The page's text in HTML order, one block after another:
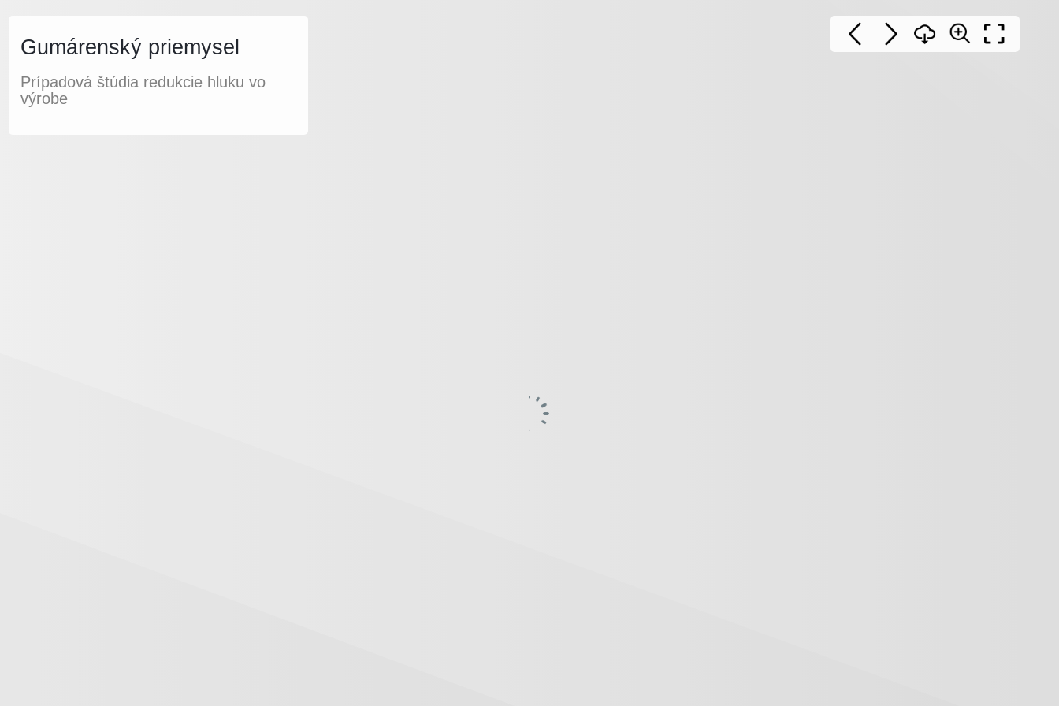
Gumárenský priemysel
Prípadová štúdia redukcie hluku vo
výrobe